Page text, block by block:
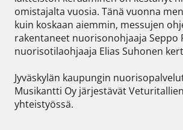
omistajalta vuosia. Tänä vuonna
kuin koskaan aiemmin, messujen
rakentaneet nuorisonohjaaja Seppo
nuorisotilaohjaaja Elias Suhonen
Jyväskylän kaupungin
Musikantti Oy järjestävät
yhteistyössä.